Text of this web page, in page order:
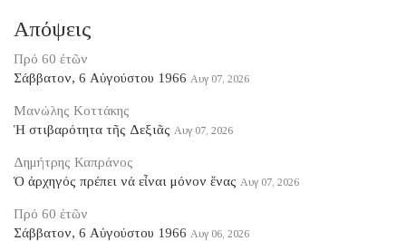
Απόψεις
Πρό 60 ἐτῶν
Σάββατον, 6 Αὐγούστου 1966 Αυγ 07, 2026
Μανώλης Κοττάκης
Ἡ στιβαρότητα τῆς Δεξιᾶς Αυγ 07, 2026
Δημήτρης Καπράνος
Ὁ ἀρχηγός πρέπει νά εἶναι μόνον ἕνας Αυγ 07, 2026
Πρό 60 ἐτῶν
Σάββατον, 6 Αὐγούστου 1966 Αυγ 06, 2026